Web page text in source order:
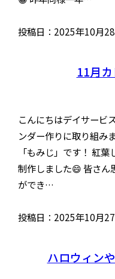
投稿日：2025年10月
11月
こんにちはデイサー
ンダー作りに取り組み
「もみじ」です！ 紅
制作しました😄 皆さん
ができ…
投稿日：2025年10月
ハロウィン